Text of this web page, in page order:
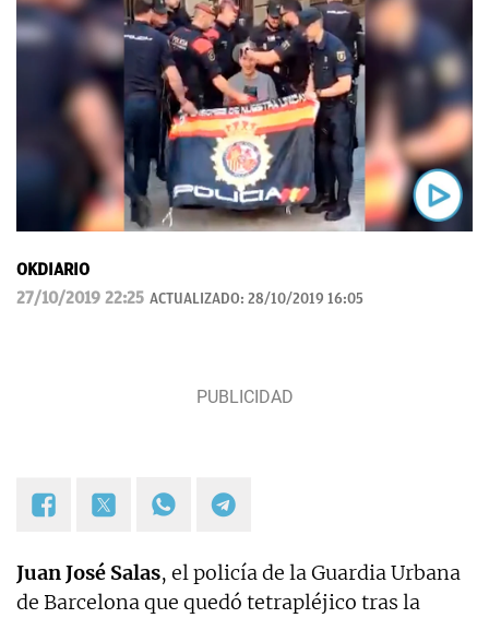
OKDIARIO
27/10/2019 22:25 ACTUALIZADO: 28/10/2019 16:05
Juan José Salas, el policía de la Guardia Urbana
de Barcelona que quedó tetrapléjico tras la